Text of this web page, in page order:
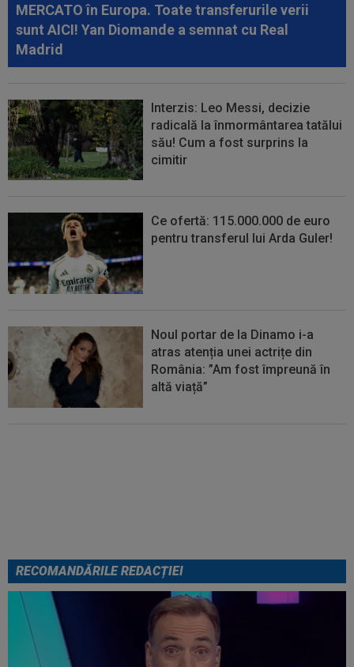
00:36 EXCLUSIV
Reacție categorică, după
Universitatea Craiova - FC Argeș 0-1: "Sunt îngrijorat...
MERCATO în Europa. Toate transferurile verii
sunt AICI! Yan Diomande a semnat cu Real
Madrid
Interzis: Leo Messi, decizie
radicală la înmormântarea tatălui
său! Cum a fost surprins la
cimitir
Ce ofertă: 115.000.000 de euro
pentru transferul lui Arda Guler!
Noul portar de la Dinamo i-a
atras atenția unei actrițe din
România: ”Am fost împreună în
altă viață”
RECOMANDĂRILE REDACȚIEI